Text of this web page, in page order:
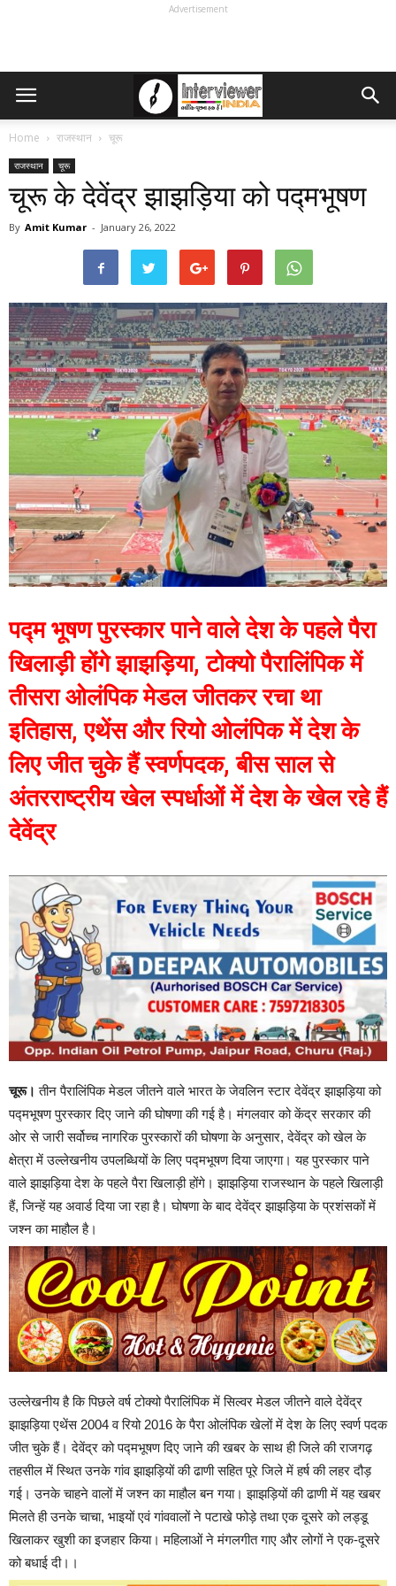
Advertisement
Home राजस्थान चूरू
राजस्थान चूरू
चूरू के देवेंद्र झाझड़िया को पद्मभूषण
By Amit Kumar - January 26, 2022
पद्म भूषण पुरस्कार पाने वाले देश के पहले पैरा
खिलाड़ी होंगे झाझड़िया, टोक्यो पैरालिंपिक में
तीसरा ओलंपिक मेडल जीतकर रचा था
इतिहास, एथेंस और रियो ओलंपिक में देश के
लिए जीत चुके हैं स्वर्णपदक, बीस साल से
अंतरराष्ट्रीय खेल स्पर्धाओं में देश के खेल रहे हैं
देवेंद्र
चूरू। तीन पैरालिंपिक मेडल जीतने वाले भारत के जेवलिन स्टार देवेंद्र झाझड़िया को
पद्मभूषण पुरस्कार दिए जाने की घोषणा की गई है। मंगलवार को केंद्र सरकार की
ओर से जारी सर्वोच्च नागरिक पुरस्कारों की घोषणा के अनुसार, देवेंद्र को खेल के
क्षेत्रा में उल्लेखनीय उपलब्धियों के लिए पद्मभूषण दिया जाएगा। यह पुरस्कार पाने
वाले झाझड़िया देश के पहले पैरा खिलाड़ी होंगे। झाझड़िया राजस्थान के पहले खिलाड़ी
हैं, जिन्हें यह अवार्ड दिया जा रहा है। घोषणा के बाद देवेंद्र झाझड़िया के प्रशंसकों में
जश्न का माहौल है।
उल्लेखनीय है कि पिछले वर्ष टोक्यो पैरालिंपिक में सिल्वर मेडल जीतने वाले देवेंद्र
झाझड़िया एथेंस 2004 व रियो 2016 के पैरा ओलंपिक खेलों में देश के लिए स्वर्ण पदक
जीत चुके हैं। देवेंद्र को पद्मभूषण दिए जाने की खबर के साथ ही जिले की राजगढ़
तहसील में स्थित उनके गांव झाझड़ियों की ढाणी सहित पूरे जिले में हर्ष की लहर दौड़
गई। उनके चाहने वालों में जश्न का माहौल बन गया। झाझड़ियों की ढाणी में यह खबर
मिलते ही उनके चाचा, भाइयों एवं गांववालों ने पटाखे फोड़े तथा एक दूसरे को लड्डू
खिलाकर खुशी का इजहार किया। महिलाओं ने मंगलगीत गाए और लोगों ने एक-दूसरे
को बधाई दी।।